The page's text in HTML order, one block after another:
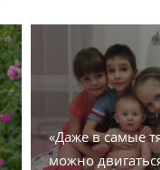
«Даже в самые
можно